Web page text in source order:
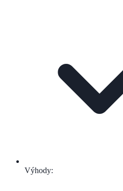
Výhody: